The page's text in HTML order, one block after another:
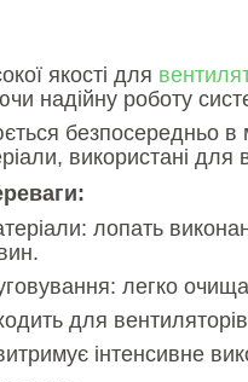
якості для
надійну роботу
безпосередньо в
використані для
лопать
легко
для
інтенсивне